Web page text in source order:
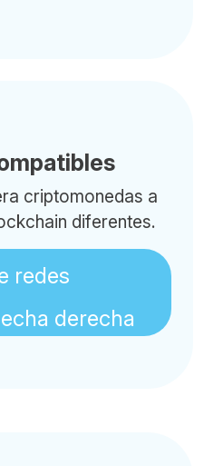
criptomonedas a
diferentes.
redes